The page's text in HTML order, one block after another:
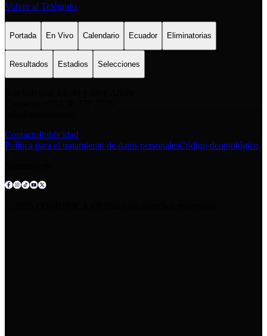
Volver al Telégrafo
Portada En Vivo Calendario Ecuador Eliminatorias
Resultados Estadios Selecciones
ContactoPublicidad
Política para el tratamiento de datos personalesCódigo deontológico